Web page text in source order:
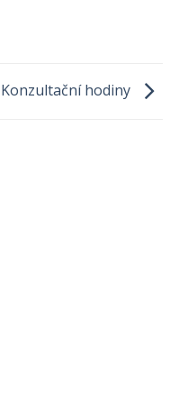
Konzultační hodiny